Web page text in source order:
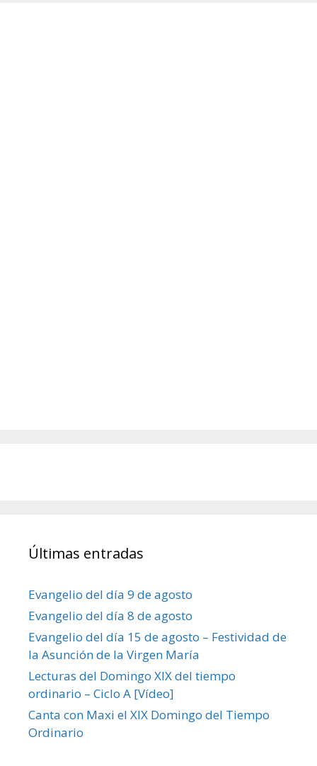
Últimas entradas
Evangelio del día 9 de agosto
Evangelio del día 8 de agosto
Evangelio del día 15 de agosto – Festividad de
la Asunción de la Virgen María
Lecturas del Domingo XIX del tiempo
ordinario – Ciclo A [Vídeo]
Canta con Maxi el XIX Domingo del Tiempo
Ordinario